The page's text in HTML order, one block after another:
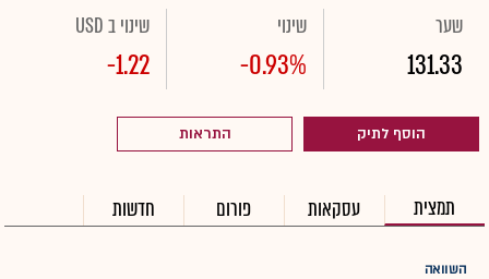
שער
131.33
שינוי
-0.93%
שינוי ב USD
-1.22
הוסף לתיק התראות
תמצית עסקאות פורום חדשות
השוואה